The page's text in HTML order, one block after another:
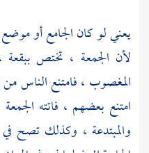
يعني لو كان الجامع أو
لأن الجمعة ، تختص ببقعة
المغصوب ، فامتنع الناس من
امتنع بعضهم ، فاتته
والمبتدعة ، وكذلك تصح